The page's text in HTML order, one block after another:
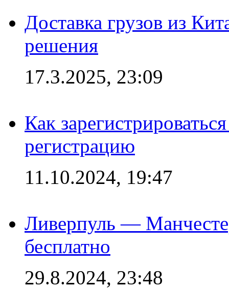
Доставка грузов из
решения
17.3.2025, 23:09
Как
регистрацию
11.10.2024, 19:47
Ливерпуль —
бесплатно
29.8.2024, 23:48